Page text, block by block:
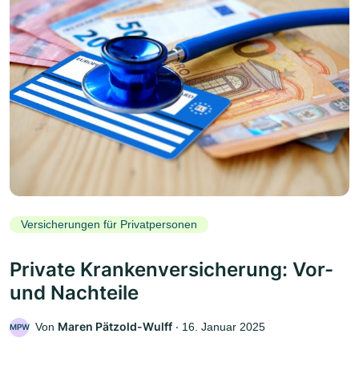
Versicherungen für Privatpersonen
Private Krankenversicherung: Vor-
und Nachteile
MPW Von Maren Pätzold-Wulff ‧ 16. Januar 2025